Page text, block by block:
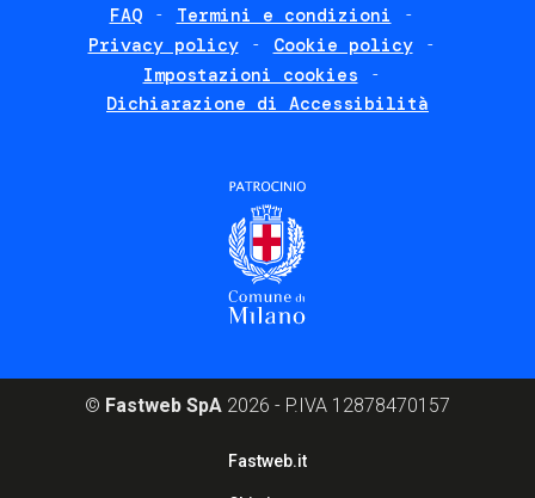
FAQ
Termini e condizioni
Privacy policy
Cookie policy
Impostazioni cookies
Dichiarazione di Accessibilità
© Fastweb SpA 2026 - P.IVA 12878470157
Fastweb.it